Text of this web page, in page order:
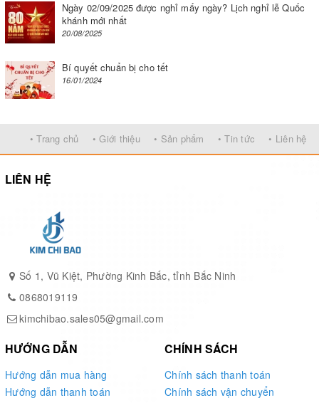
Ngày 02/09/2025 được nghỉ mấy ngày? Lịch nghỉ lễ Quốc
khánh mới nhất
20/08/2025
Bí quyết chuẩn bị cho tết
16/01/2024
• Trang chủ • Giới thiệu • Sản phẩm • Tin tức • Liên hệ
LIÊN HỆ
Số 1, Vũ Kiệt, Phường Kinh Bắc, tỉnh Bắc Ninh
0868019119
kimchibao.sales05@gmail.com
HƯỚNG DẪN
Hướng dẫn mua hàng
Hướng dẫn thanh toán
CHÍNH SÁCH
Chính sách thanh toán
Chính sách vận chuyển